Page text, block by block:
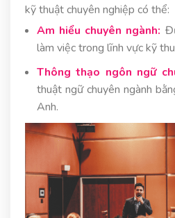
kỹ thuật chuyên nghiệp có thể:
Am hiểu chuyên ngành:
làm việc trong lĩnh vực kỹ
Thông thạo ngôn ngữ
thuật ngữ chuyên ngành
Anh.